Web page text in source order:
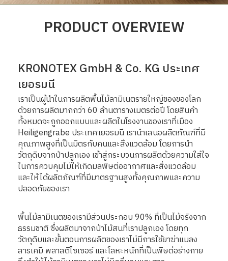
PRODUCT OVERVIEW
KRONOTEX GmbH & Co. KG ประเทศ
เยอรมนี
เราเป็นผู้นําในการผลิตพื้นไม้ลามิเนตรายใหญ่ของของโลก
ด้วยการผลิตมากกว่า 60 ล้านตารางเมตรต่อปี โดยสินค้า
ทั้งหมดจะถูกออกแบบและผลิตในโรงงานของเราที่เมือง
Heiligengrabe ประเทศเยอรมนี เรานำเสนอผลิตภัณฑ์ที่มี
คุณภาพสูงที่เป็นมิตรกับคนและสิ่งแวดล้อม โดยการนํา
วัตถุดิบจากป่าปลูกเอง เข้าสู่กระบวนการผลิตด้วยความใส่ใจ
ในการควบคุมไม่ให้เกิดมลพิษต่ออากาศและสิ่งแวดล้อม
และให้ได้ผลิตภัณฑ์ที่มีมาตรฐานสูงทั้งคุณภาพและความ
ปลอดภัยของเรา
พื้นไม้ลามิเนตของเรามีส่วนประกอบ 90% ที่เป็นไม้จริงจาก
ธรรมชาติ ซึ่งผลิตมาจากป่าไม้สนที่เราปลูกเอง โดยทุก
วัตถุดิบและขั้นตอนการผลิตของเราไม่มีการใช้ยาฆ่าแมลง
สารเคมี พลาสติไซเซอร์ และโลหะหนักที่เป็นพิษต่อร่างกาย